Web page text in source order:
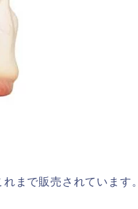
まで販売されています。